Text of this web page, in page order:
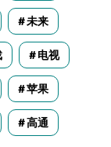
未来
电视
苹果
高通